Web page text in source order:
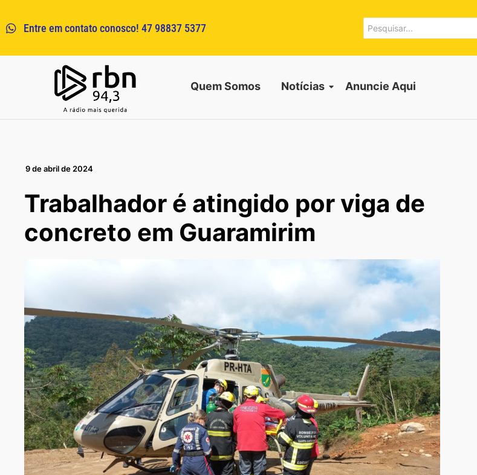
Entre em contato conosco! 47 98837 5377
Quem Somos Notícias Anuncie Aqui
9 de abril de 2024
Trabalhador é atingido por viga de
concreto em Guaramirim